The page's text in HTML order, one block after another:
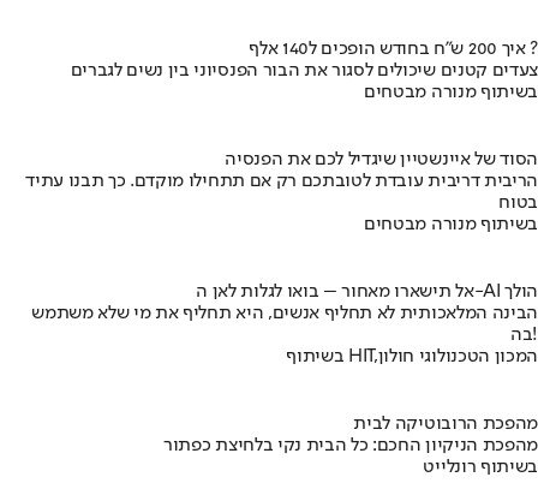
איך 200 ש"ח בחודש הופכים ל140 אלף ?
צעדים קטנים שיכולים לסגור את הבור הפנסיוני בין נשים לגברים
בשיתוף מנורה מבטחים
הסוד של איינשטיין שיגדיל לכם את הפנסיה
הריבית דריבית עובדת לטובתכם רק אם תתחילו מוקדם. כך תבנו עתיד
בטוח
בשיתוף מנורה מבטחים
אל תישארו מאחור – בואו לגלות לאן ה-AI הולך
הבינה המלאכותית לא תחליף אנשים, היא תחליף את מי שלא משתמש
בה!
בשיתוף HIT,המכון הטכנולוגי חולון
מהפכת הרובוטיקה לבית
מהפכת הניקיון החכם: כל הבית נקי בלחיצת כפתור
בשיתוף רונלייט